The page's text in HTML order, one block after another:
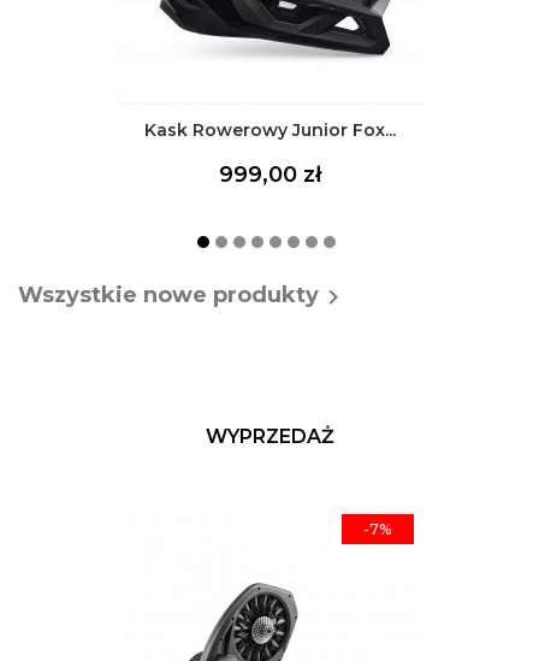
Kask Rowerowy Junior Fox...
Cena
999,00 zł
Wszystkie nowe produkty 
WYPRZEDAŻ
-7%